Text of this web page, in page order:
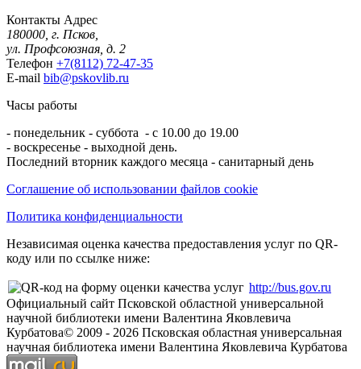
Контакты Адрес
180000, г. Псков,
ул. Профсоюзная, д. 2
Телефон +7(8112) 72-47-35
E-mail bib@pskovlib.ru
Часы работы
- понедельник - суббота - с 10.00 до 19.00
- воскресенье - выходной день.
Последний вторник каждого месяца - санитарный день
Соглашение об использовании файлов cookie
Политика конфиденциальности
Независимая оценка качества предоставления услуг по QR-
коду или по ссылке ниже:
http://bus.gov.ru
Официальный сайт Псковской областной универсальной
научной библиотеки имени Валентина Яковлевича
Курбатова© 2009 - 2026 Псковская областная универсальная
научная библиотека имени Валентина Яковлевича Курбатова